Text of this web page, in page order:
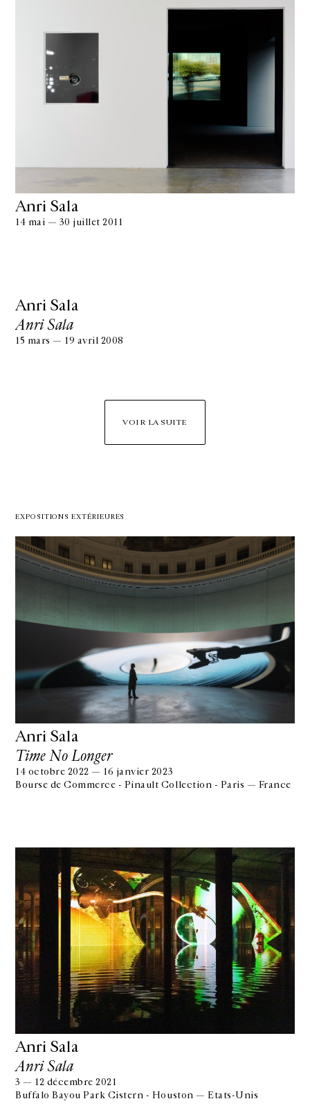
Anri Sala
14 mai — 30 juillet 2011
Anri Sala
Anri Sala
15 mars — 19 avril 2008
VOIR LA SUITE
EXPOSITIONS EXTÉRIEURES
Anri Sala
Time No Longer
14 octobre 2022 — 16 janvier 2023
Bourse de Commerce - Pinault Collection - Paris — France
Anri Sala
Anri Sala
3 — 12 décembre 2021
Buffalo Bayou Park Cistern - Houston — Etats-Unis